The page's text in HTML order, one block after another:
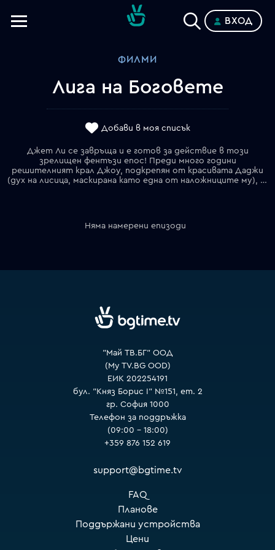
ВХОД
ФИЛМИ
Лига на Боговете
Добави в моя списък
Джет Ли се завръща и е готов за действие в този
зрелищен фентъзи епос! Преди много години
решителният крал Джоу, подкрепян от красивата Даджи
(дух на лисица, маскирана като една от наложниците му), си поставя за цел да завладее Средното царство. След години на кланета, непреклонните племена на Адептите са унищожени последователно. Магьосникът Цзян и генерал Цзи от Кишан са дългогодишни противници на краля-тиранин. Под влияние на гадателски знак Цзян открива, че отдавна изгубеният Меч на Светлината може да преобърне нещастието. Генерал Цзи има резерви към непокорния характер на оръжието, но Цзян е убеден, че надеждата се крие в риска. Тогава той прави хитър план, като възлага търсенето на Меча на няколко никому известни герои, всеки от които е роден с невероятни способности. По време на рискованото пътуване първото предизвикателство е да преодолеят страховете си…
Няма намерени епизоди
"Май ТВ.БГ" ООД
(My TV.BG OOD)
ЕИК 202254191
бул. "Княз Борис I" №151, ет. 2
гр. София 1000
Телефон за поддръжка
(09:00 – 18:00)
+359 876 152 619
support@bgtime.tv
FAQ
Планове
Поддържани устройства
Цени